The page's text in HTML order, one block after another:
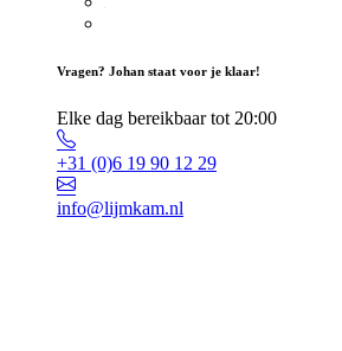
Vragen? Johan staat voor je klaar!
Elke dag bereikbaar tot 20:00
+31 (0)6 19 90 12 29
info@lijmkam.nl